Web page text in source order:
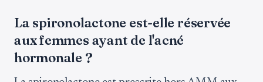
La spironolactone est-elle réservée
aux femmes ayant de l'acné
hormonale ?